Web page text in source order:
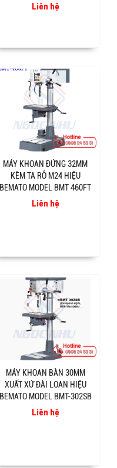
Liên hệ
MÁY KHOAN ĐỨNG 32MM
KÈM TA RÔ M24 HIỆU
BEMATO MODEL BMT 460FT
Liên hệ
MÁY KHOAN BÀN 30MM
XUẤT XỨ ĐÀI LOAN HIỆU
BEMATO MODEL BMT-302SB
Liên hệ